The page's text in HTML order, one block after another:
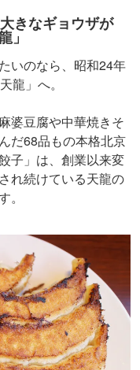
きなギョウザが
」
いのなら、昭和24年
龍」へ。
婆豆腐や中華焼きそ
だ68品もの本格北京
子」は、創業以来変
れ続けている天龍の